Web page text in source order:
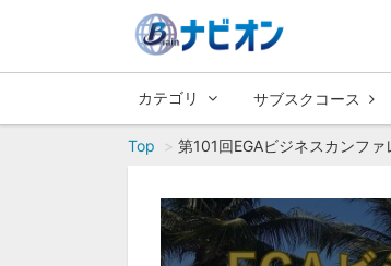
カテゴリ サブスクコース
Top 第101回EGAビジネスカンフ